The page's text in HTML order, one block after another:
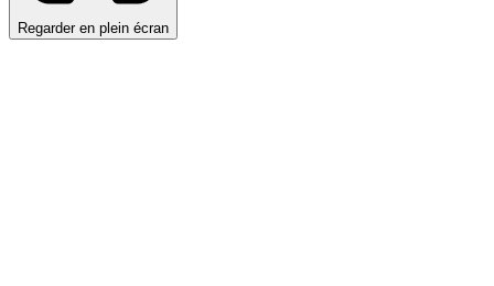
Regarder en plein écran